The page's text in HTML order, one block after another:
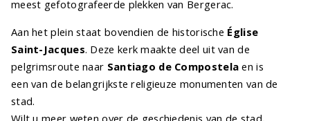
meest gefotografeerde plekken van Bergerac.
Aan het plein staat bovendien de historische Église
Saint-Jacques. Deze kerk maakte deel uit van de
pelgrimsroute naar Santiago de Compostela en is
een van de belangrijkste religieuze monumenten van de
stad.